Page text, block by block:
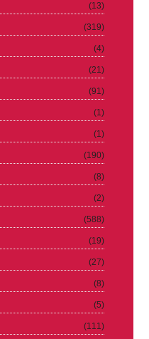
(13)
(319)
(4)
(21)
(91)
(1)
(1)
(190)
(8)
(2)
(588)
(19)
(27)
(8)
(5)
(111)